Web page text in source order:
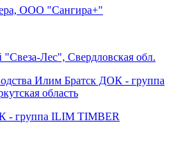
ООО "Сангира+"
Лес", Свердловская обл.
- группа ILIM TIMBER